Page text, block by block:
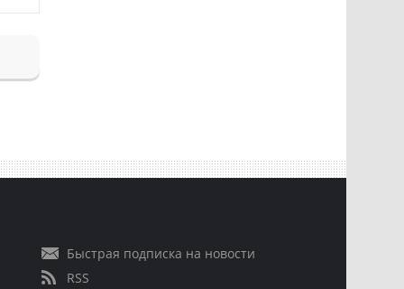
Быстрая подписка на новости
RSS